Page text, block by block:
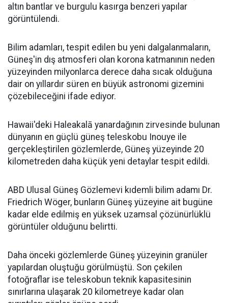
altın bantlar ve burgulu kasırga benzeri yapılar
görüntülendi.
Bilim adamları, tespit edilen bu yeni dalgalanmaların,
Güneş'in dış atmosferi olan korona katmanının neden
yüzeyinden milyonlarca derece daha sıcak olduğuna
dair on yıllardır süren en büyük astronomi gizemini
çözebileceğini ifade ediyor.
Hawaii'deki Haleakalā yanardağının zirvesinde bulunan
dünyanın en güçlü güneş teleskobu Inouye ile
gerçekleştirilen gözlemlerde, Güneş yüzeyinde 20
kilometreden daha küçük yeni detaylar tespit edildi.
ABD Ulusal Güneş Gözlemevi kıdemli bilim adamı Dr.
Friedrich Wöger, bunların Güneş yüzeyine ait bugüne
kadar elde edilmiş en yüksek uzamsal çözünürlüklü
görüntüler olduğunu belirtti.
Daha önceki gözlemlerde Güneş yüzeyinin granüler
yapılardan oluştuğu görülmüştü. Son çekilen
fotoğraflar ise teleskobun teknik kapasitesinin
sınırlarına ulaşarak 20 kilometreye kadar olan